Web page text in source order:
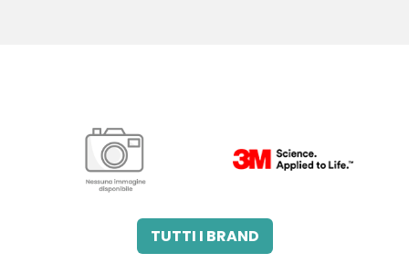
3M ITALIA SRL A.B.PHARM SRL
TUTTI I BRAND